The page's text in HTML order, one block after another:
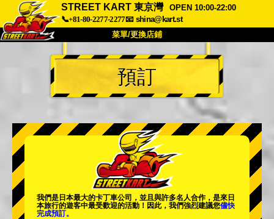
STREET KART 東京灣
OPEN 10:00-22:00
📞+81-80-2277-2277📧 shina@kart.st
菜單/更換店鋪
首頁
關於我們 規格 價格
公司 預訂
更換店鋪
東京 秋葉原 #2
東京 澀谷分店 東京灣
預訂
我們是日本最大的卡丁車公司，並且與許多名人合作，是來日
本旅行的遊客中最受歡迎的活動 ！因此，我們強烈建議您儘快
完成預訂。